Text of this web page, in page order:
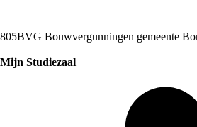
805BVG Bouwvergunningen gemeente
Mijn Studiezaal